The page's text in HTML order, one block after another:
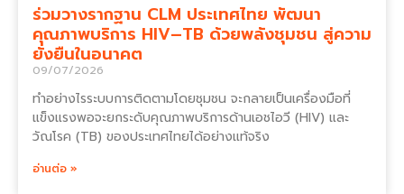
ร่วมวางรากฐาน CLM ประเทศไทย พัฒนา
คุณภาพบริการ HIV–TB ด้วยพลังชุมชน สู่ความ
ยั่งยืนในอนาคต
09/07/2026
ทำอย่างไรระบบการติดตามโดยชุมชน จะกลายเป็นเครื่องมือที่
แข็งแรงพอจะยกระดับคุณภาพบริการด้านเอชไอวี (HIV) และ
วัณโรค (TB) ของประเทศไทยได้อย่างแท้จริง
อ่านต่อ »